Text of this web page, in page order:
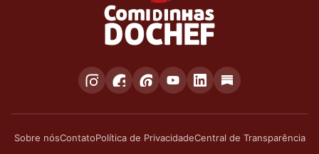
Sobre nósContatoPolítica de PrivacidadeCentral de Transparência